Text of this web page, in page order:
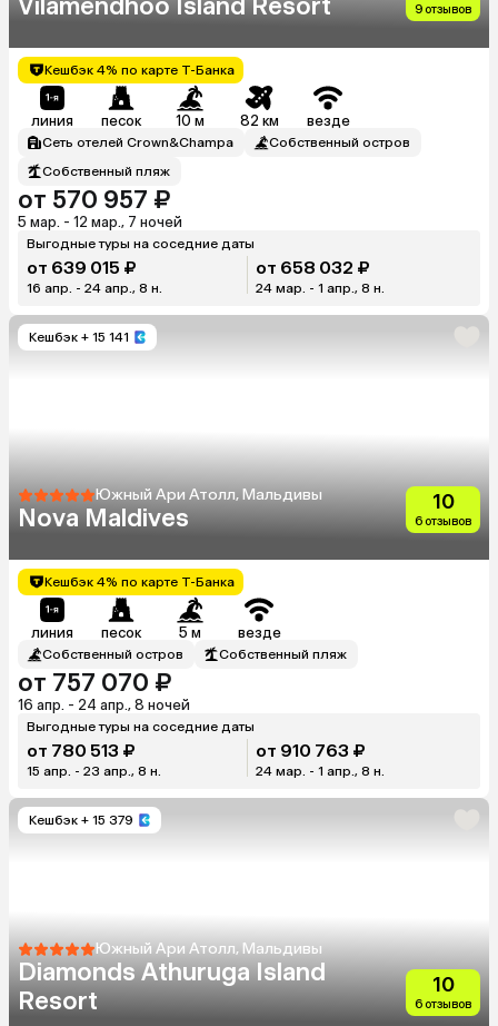
Vilamendhoo Island Resort 9 отзывов
Кешбэк 4% по карте Т-Банка
линия песок 10 м 82 км везде
Сеть отелей Crown&Champa
Собственный остров
Собственный пляж
от 570 957 ₽
5 мар. - 12 мар., 7 ночей
Выгодные туры на соседние даты
от 639 015 ₽
16 апр. - 24 апр., 8 н.
от 658 032 ₽
24 мар. - 1 апр., 8 н.
Кешбэк + 15 141
Южный Ари Атолл, Мальдивы
Nova Maldives
10
6 отзывов
Кешбэк 4% по карте Т-Банка
линия песок 5 м везде
Собственный остров Собственный пляж
от 757 070 ₽
16 апр. - 24 апр., 8 ночей
Выгодные туры на соседние даты
от 780 513 ₽
15 апр. - 23 апр., 8 н.
от 910 763 ₽
24 мар. - 1 апр., 8 н.
Кешбэк + 15 379
Южный Ари Атолл, Мальдивы
Diamonds Athuruga Island
Resort
10
6 отзывов